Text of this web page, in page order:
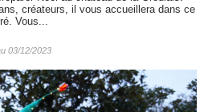
créateurs, il vous accueillera dans ce
Vous...
03/12/2023